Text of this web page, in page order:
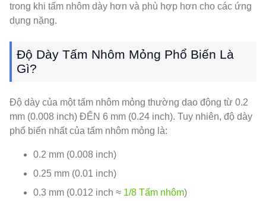
trong khi tấm nhôm dày hơn và phù hợp hơn cho các ứng
dụng nặng.
Độ Dày Tấm Nhôm Mỏng Phổ Biến Là
Gì?
Độ dày của một tấm nhôm mỏng thường dao động từ 0.2
mm (0.008 inch) ĐẾN 6 mm (0.24 inch). Tuy nhiên, độ dày
phổ biến nhất của tấm nhôm mỏng là:
0.2 mm (0.008 inch)
0.25 mm (0.01 inch)
0.3 mm (0.012 inch ≈ 1/8 Tấm nhôm)